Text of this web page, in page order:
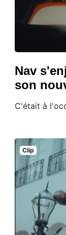
Nav
son
C'était à
Clip